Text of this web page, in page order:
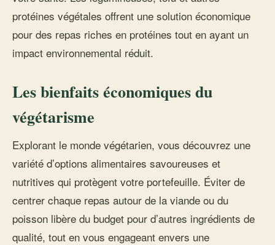
protéines végétales offrent une solution économique
pour des repas riches en protéines tout en ayant un
impact environnemental réduit.
Les bienfaits économiques du
végétarisme
Explorant le monde végétarien, vous découvrez une
variété d’options alimentaires savoureuses et
nutritives qui protègent votre portefeuille. Éviter de
centrer chaque repas autour de la viande ou du
poisson libère du budget pour d’autres ingrédients de
qualité, tout en vous engageant envers une